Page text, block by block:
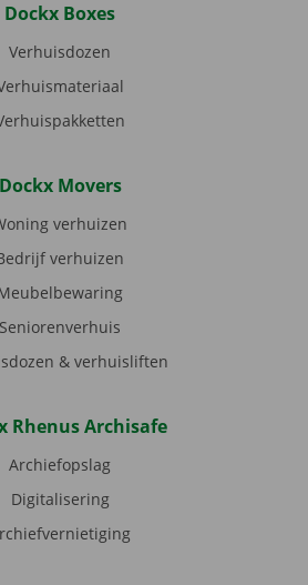
Dockx Boxes
Verhuisdozen
Dockx Movers
verhuizen
verhuizen
Seniorenverhuis
& verhuisliften
Rhenus Archisafe
Archiefopslag
Digitalisering